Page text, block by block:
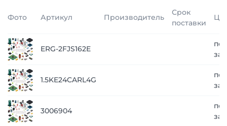
Фото Артикул Производитель
Срок
поставки
ERG-2FJS162E
по
1.5KE24CARL4G
по
3006904
по